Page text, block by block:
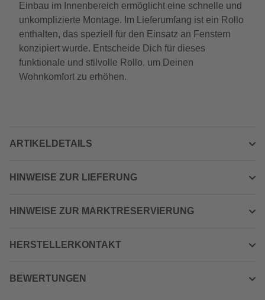
Einbau im Innenbereich ermöglicht eine schnelle und
unkomplizierte Montage. Im Lieferumfang ist ein Rollo
enthalten, das speziell für den Einsatz an Fenstern
konzipiert wurde. Entscheide Dich für dieses
funktionale und stilvolle Rollo, um Deinen
Wohnkomfort zu erhöhen.
ARTIKELDETAILS
HINWEISE ZUR LIEFERUNG
HINWEISE ZUR MARKTRESERVIERUNG
HERSTELLERKONTAKT
BEWERTUNGEN